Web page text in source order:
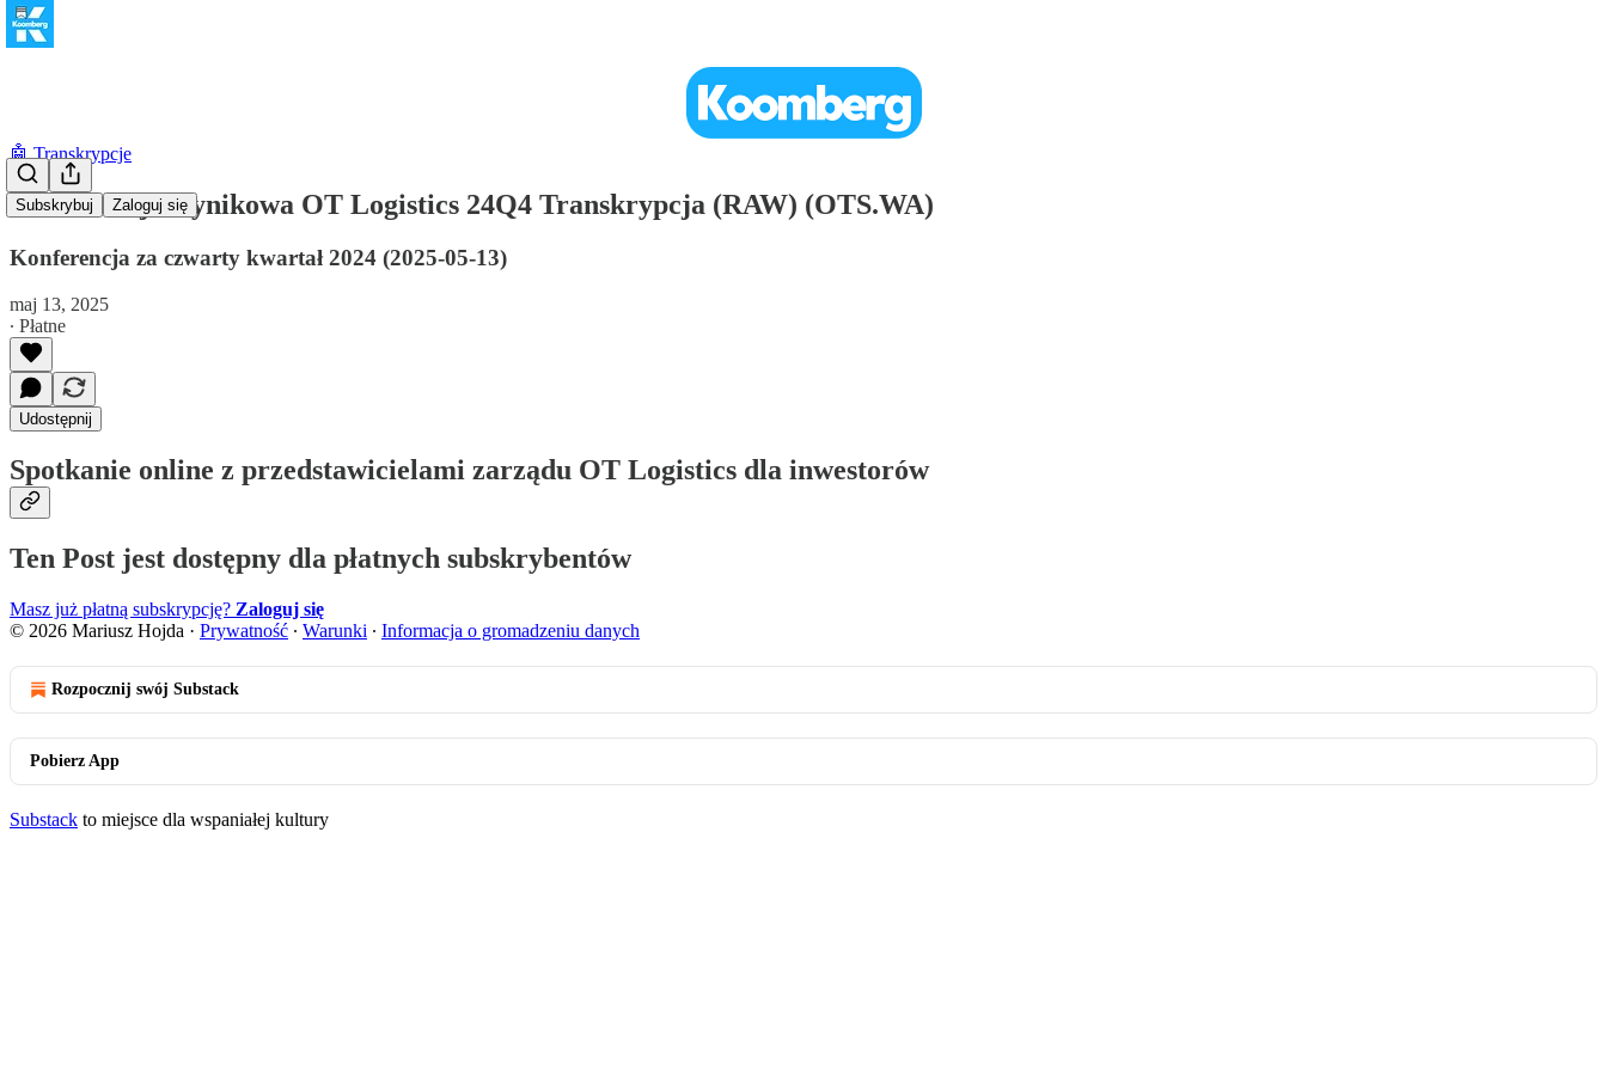
Subskrybuj Zaloguj się
🤖 Transkrypcje
Konferencja wynikowa OT Logistics 24Q4 Transkrypcja (RAW) (OTS.WA)
Konferencja za czwarty kwartał 2024 (2025-05-13)
maj 13, 2025
∙ Płatne
Udostępnij
Spotkanie online z przedstawicielami zarządu OT Logistics dla inwestorów
Ten Post jest dostępny dla płatnych subskrybentów
Masz już płatną subskrypcję? Zaloguj się
© 2026 Mariusz Hojda · Prywatność ∙ Warunki ∙ Informacja o gromadzeniu danych
Rozpocznij swój Substack
Pobierz App
Substack to miejsce dla wspaniałej kultury